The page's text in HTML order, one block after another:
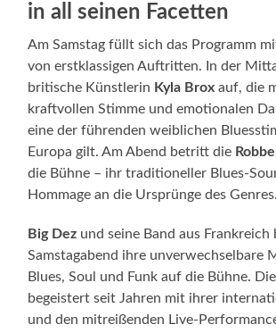
in all seinen Facetten
Am Samstag füllt sich das Programm
von erstklassigen Auftritten. In der
britische Künstlerin Kyla Brox auf, die
kraftvollen Stimme und emotionalen
eine der führenden weiblichen
Europa gilt. Am Abend betritt die
die Bühne – ihr traditioneller Blues-
Hommage an die Ursprünge des Genres.
Big Dez und seine Band aus Frankreich
Samstagabend ihre unverwechselbare
Blues, Soul und Funk auf die Bühne.
begeistert seit Jahren mit ihrer
und den mitreißenden Live-